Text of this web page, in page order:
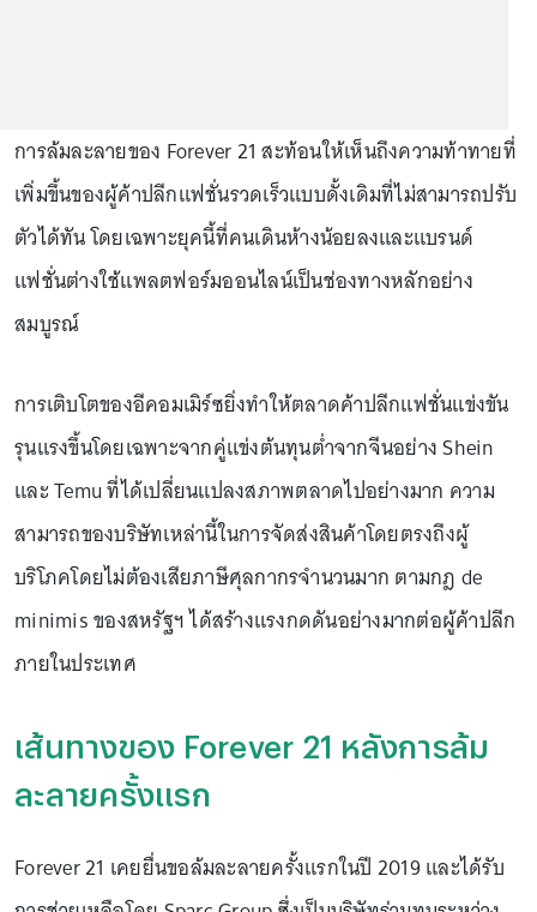
การล้มละลายของ Forever 21 สะท้อนให้เห็นถึงความท้าทายที่
เพิ่มขึ้นของผู้ค้าปลีกแฟชั่นรวดเร็วแบบดั้งเดิมที่ไม่สามารถปรับ
ตัวได้ทัน โดยเฉพาะยุคนี้ที่คนเดินห้างน้อยลงและแบรนด์
แฟชั่นต่างใช้แพลตฟอร์มออนไลน์เป็นช่องทางหลักอย่าง
สมบูรณ์
การเติบโตของอีคอมเมิร์ซยิ่งทำให้ตลาดค้าปลีกแฟชั่นแข่งขัน
รุนแรงขึ้นโดยเฉพาะจากคู่แข่งต้นทุนต่ำจากจีนอย่าง Shein
และ Temu ที่ได้เปลี่ยนแปลงสภาพตลาดไปอย่างมาก ความ
สามารถของบริษัทเหล่านี้ในการจัดส่งสินค้าโดยตรงถึงผู้
บริโภคโดยไม่ต้องเสียภาษีศุลกากรจำนวนมาก ตามกฎ de
minimis ของสหรัฐฯ ได้สร้างแรงกดดันอย่างมากต่อผู้ค้าปลีก
ภายในประเทศ
เส้นทางของ Forever 21 หลังการล้ม
ละลายครั้งแรก
Forever 21 เคยยื่นขอล้มละลายครั้งแรกในปี 2019 และได้รับ